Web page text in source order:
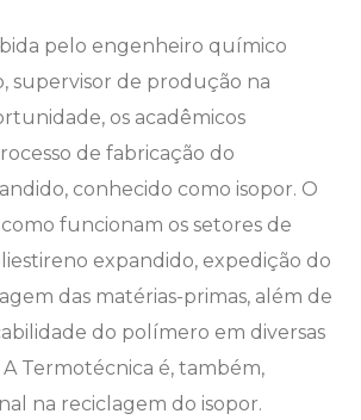
pelo engenheiro químico
supervisor de produção na
os acadêmicos
de fabricação do
conhecido como isopor. O
funcionam os setores de
expandido, expedição do
das matérias-primas, além de
do polímero em diversas
A Termotécnica é, também,
na reciclagem do isopor.